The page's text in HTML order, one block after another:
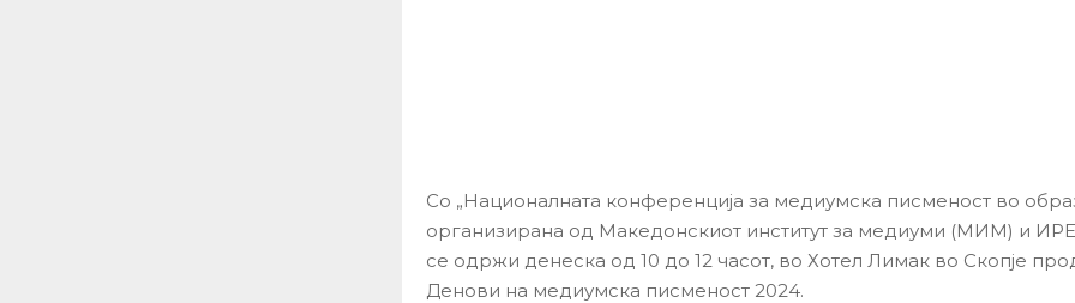
Со „Националната конференција за медиумска писменост во
организирана од Македонскиот институт за медиуми (МИМ) и
се одржи денеска од 10 до 12 часот, во Хотел Лимак во Скопје
Денови на медиумска писменост 2024.